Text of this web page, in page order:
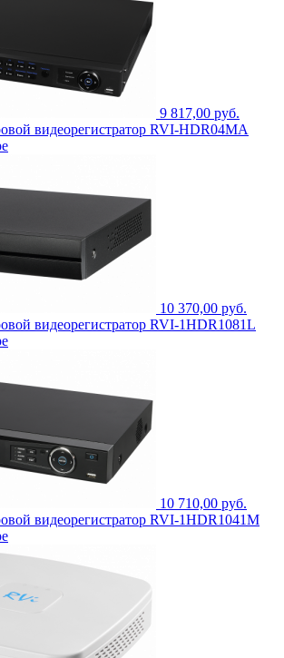
9 817,00 руб.
видеорегистратор RVI-HDR04MA
10 370,00 руб.
видеорегистратор RVI-1HDR1081L
10 710,00 руб.
видеорегистратор RVI-1HDR1041M